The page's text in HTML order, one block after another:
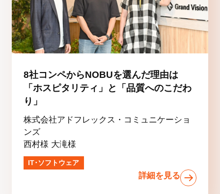
8社コンペからNOBUを選んだ理由は
「ホスピタリティ」と「品質へのこだわ
り」
株式会社アドフレックス・コミュニケーショ
ンズ
西村様 大滝様
IT･ソフトウェア
詳細を見る